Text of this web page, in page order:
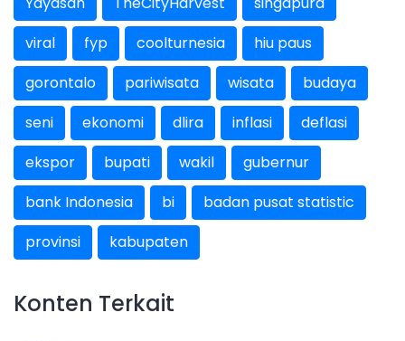
viral
fyp coolturnesia
hiu paus
gorontalo
pariwisata wisata
budaya
seni
ekonomi dlira inflasi
deflasi
ekspor
bupati wakil
gubernur
bank Indonesia
bi
badan pusat statistic
provinsi
kabupaten
Konten Terkait